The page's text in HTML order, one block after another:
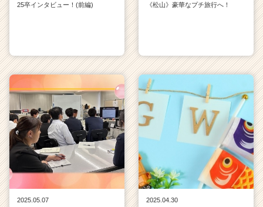
25卒インタビュー！(前編)
《松山》豪華なプチ旅行へ！
2025.05.07
2025.04.30